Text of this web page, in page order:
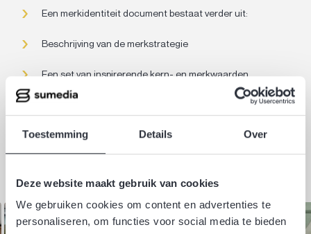
Toestemming Details Over
Deze website maakt gebruik van cookies
We gebruiken cookies om content en advertenties te
personaliseren, om functies voor social media te bieden
Een merkidentiteit document bestaat verder uit:
Beschrijving van de merkstrategie
Een set van inspirerende kern- en merkwaarden
Beschrijving van het merk archetype: EXPLORER
Een duidelijke Tone-of-voice